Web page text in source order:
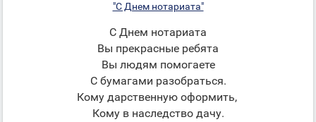
"С Днем нотариата"
С Днем нотариата
Вы прекрасные ребята
Вы людям помогаете
С бумагами разобраться.
Кому дарственную оформить,
Кому в наследство дачу.